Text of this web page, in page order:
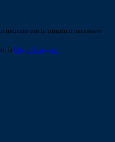
indicato con le istruzioni necessarie.
la Login Spaggiari